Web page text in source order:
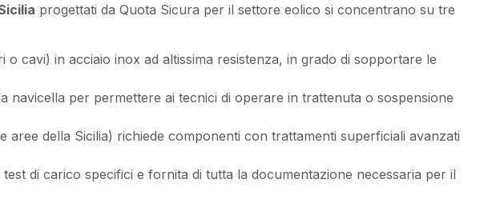
progettati da Quota Sicura per il settore eolico si concentrano su tre
cavi) in acciaio inox ad altissima resistenza, in grado di sopportare le
navicella per permettere ai tecnici di operare in trattenuta o sospensione
aree della Sicilia) richiede componenti con trattamenti superficiali avanzati
di carico specifici e fornita di tutta la documentazione necessaria per il